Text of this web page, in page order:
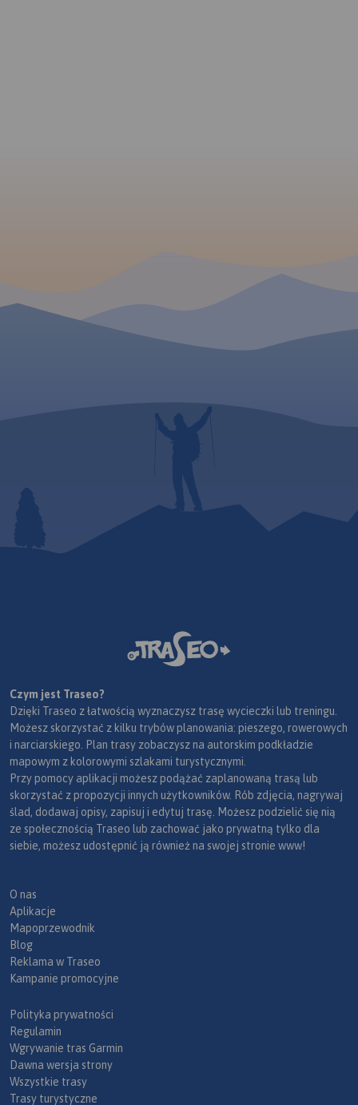
Czym jest Traseo?
Dzięki Traseo z łatwością wyznaczysz trasę wycieczki lub treningu.
Możesz skorzystać z kilku trybów planowania: pieszego, rowerowych
i narciarskiego. Plan trasy zobaczysz na autorskim podkładzie
mapowym z kolorowymi szlakami turystycznymi.
Przy pomocy aplikacji możesz podążać zaplanowaną trasą lub
skorzystać z propozycji innych użytkowników. Rób zdjęcia, nagrywaj
ślad, dodawaj opisy, zapisuj i edytuj trasę. Możesz podzielić się nią
ze społecznością Traseo lub zachować jako prywatną tylko dla
siebie, możesz udostępnić ją również na swojej stronie www!
O nas
Aplikacje
Mapoprzewodnik
Blog
Reklama w Traseo
Kampanie promocyjne
Polityka prywatności
Regulamin
Wgrywanie tras Garmin
Dawna wersja strony
Wszystkie trasy
Trasy turystyczne